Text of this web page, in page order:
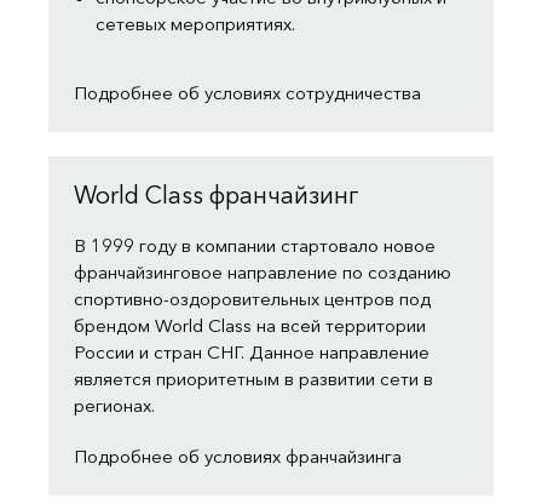
сетевых мероприятиях.
Подробнее об условиях сотрудничества
World Class франчайзинг
В 1999 году в компании стартовало новое
франчайзинговое направление по созданию
спортивно-оздоровительных центров под
брендом World Class на всей территории
России и стран СНГ. Данное направление
является приоритетным в развитии сети в
регионах.
Подробнее об условиях франчайзинга